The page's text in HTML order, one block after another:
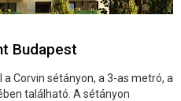
Budapest
Corvin sétányon, a 3-as metró, a
található. A sétányon